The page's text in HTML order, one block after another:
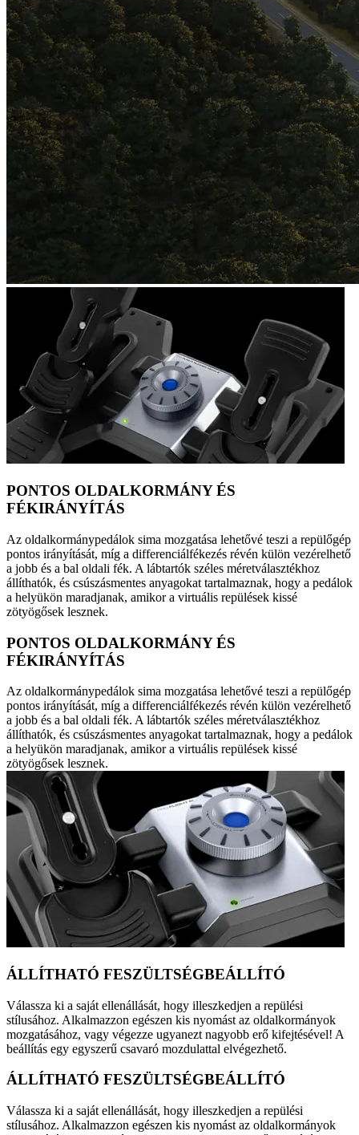
PONTOS OLDALKORMÁNY ÉS
FÉKIRÁNYÍTÁS
Az oldalkormánypedálok sima mozgatása lehetővé teszi a repülőgép
pontos irányítását, míg a differenciálfékezés révén külön vezérelhető
a jobb és a bal oldali fék. A lábtartók széles méretválasztékhoz
állíthatók, és csúszásmentes anyagokat tartalmaznak, hogy a pedálok
a helyükön maradjanak, amikor a virtuális repülések kissé
zötyögősek lesznek.
PONTOS OLDALKORMÁNY ÉS
FÉKIRÁNYÍTÁS
Az oldalkormánypedálok sima mozgatása lehetővé teszi a repülőgép
pontos irányítását, míg a differenciálfékezés révén külön vezérelhető
a jobb és a bal oldali fék. A lábtartók széles méretválasztékhoz
állíthatók, és csúszásmentes anyagokat tartalmaznak, hogy a pedálok
a helyükön maradjanak, amikor a virtuális repülések kissé
zötyögősek lesznek.
ÁLLÍTHATÓ FESZÜLTSÉGBEÁLLÍTÓ
Válassza ki a saját ellenállását, hogy illeszkedjen a repülési
stílusához. Alkalmazzon egészen kis nyomást az oldalkormányok
mozgatásához, vagy végezze ugyanezt nagyobb erő kifejtésével! A
beállítás egy egyszerű csavaró mozdulattal elvégezhető.
ÁLLÍTHATÓ FESZÜLTSÉGBEÁLLÍTÓ
Válassza ki a saját ellenállását, hogy illeszkedjen a repülési
stílusához. Alkalmazzon egészen kis nyomást az oldalkormányok